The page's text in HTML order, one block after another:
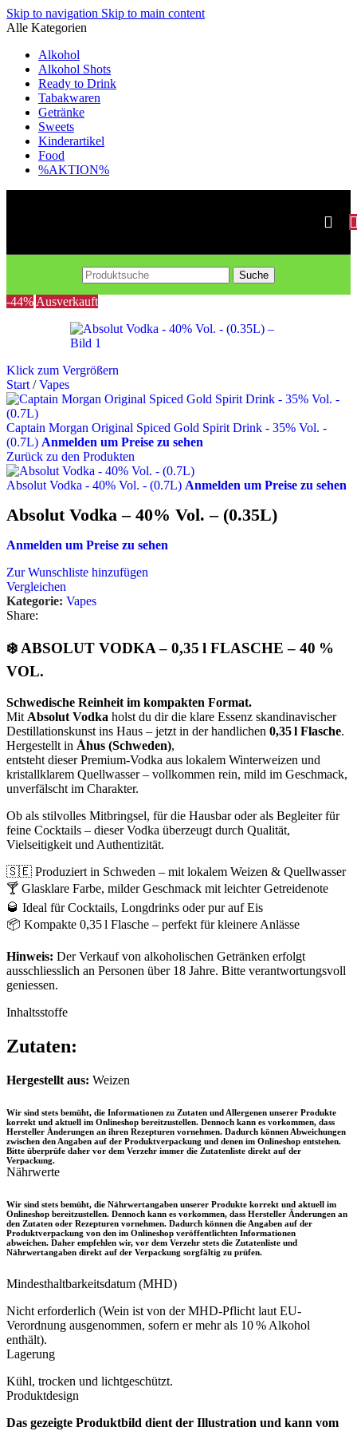
Skip to navigation Skip to main content
Alle Kategorien
Alkohol
Alkohol Shots
Ready to Drink
Tabakwaren
Getränke
Sweets
Kinderartikel
Food
%AKTION%
Suche
-44% Ausverkauft
Klick zum Vergrößern
Start / Vapes
Captain Morgan Original Spiced Gold Spirit Drink - 35% Vol. -
(0.7L) Anmelden um Preise zu sehen
Zurück zu den Produkten
Absolut Vodka - 40% Vol. - (0.7L) Anmelden um Preise zu sehen
Absolut Vodka – 40% Vol. – (0.35L)
Anmelden um Preise zu sehen
Zur Wunschliste hinzufügen
Vergleichen
Kategorie: Vapes
Share:
❄️ ABSOLUT VODKA – 0,35 l FLASCHE – 40 %
VOL.
Schwedische Reinheit im kompakten Format.
Mit Absolut Vodka holst du dir die klare Essenz skandinavischer
Destillationskunst ins Haus – jetzt in der handlichen 0,35 l Flasche.
Hergestellt in Åhus (Schweden),
entsteht dieser Premium-Vodka aus lokalem Winterweizen und
kristallklarem Quellwasser – vollkommen rein, mild im Geschmack,
unverfälscht im Charakter.
Ob als stilvolles Mitbringsel, für die Hausbar oder als Begleiter für
feine Cocktails – dieser Vodka überzeugt durch Qualität,
Vielseitigkeit und Authentizität.
🇸🇪 Produziert in Schweden – mit lokalem Weizen & Quellwasser
🍸 Glasklare Farbe, milder Geschmack mit leichter Getreidenote
🥃 Ideal für Cocktails, Longdrinks oder pur auf Eis
📦 Kompakte 0,35 l Flasche – perfekt für kleinere Anlässe
Hinweis: Der Verkauf von alkoholischen Getränken erfolgt
ausschliesslich an Personen über 18 Jahre. Bitte verantwortungsvoll
geniessen.
Inhaltsstoffe
Zutaten:
Hergestellt aus: Weizen
Wir sind stets bemüht, die Informationen zu Zutaten und Allergenen unserer Produkte
korrekt und aktuell im Onlineshop bereitzustellen. Dennoch kann es vorkommen, dass
Hersteller Änderungen an ihren Rezepturen vornehmen. Dadurch können Abweichungen
zwischen den Angaben auf der Produktverpackung und denen im Onlineshop entstehen.
Bitte überprüfe daher vor dem Verzehr immer die Zutatenliste direkt auf der
Verpackung.
Nährwerte
Wir sind stets bemüht, die Nährwertangaben unserer Produkte korrekt und aktuell im
Onlineshop bereitzustellen. Dennoch kann es vorkommen, dass Hersteller Änderungen an
den Zutaten oder Rezepturen vornehmen. Dadurch können die Angaben auf der
Produktverpackung von den im Onlineshop veröffentlichten Informationen
abweichen. Daher empfehlen wir, vor dem Verzehr stets die Zutatenliste und
Nährwertangaben direkt auf der Verpackung sorgfältig zu prüfen.
Mindesthaltbarkeitsdatum (MHD)
Nicht erforderlich (Wein ist von der MHD-Pflicht laut EU-
Verordnung ausgenommen, sofern er mehr als 10 % Alkohol
enthält).
Lagerung
Kühl, trocken und lichtgeschützt.
Produktdesign
Das gezeigte Produktbild dient der Illustration und kann vom